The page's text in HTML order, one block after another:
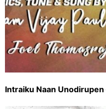
Intraiku Naan